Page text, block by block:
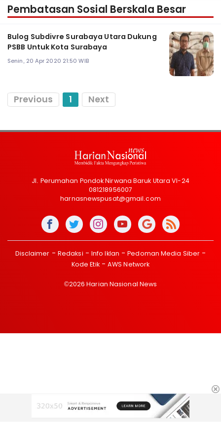
Pembatasan Sosial Berskala Besar
Bulog Subdivre Surabaya Utara Dukung
PSBB Untuk Kota Surabaya
Senin, 20 Apr 2020 21:50 WIB
Previous 1 Next
Jl. Perumahan Pondok Nirwana Baruk Utara VI-24
081218956007
harnasnewspusat@gmail.com
Disclaimer Redaksi Info Iklan
Pedoman Media Siber
Kode Etik
AWS Network
©2026 Harian Nasional News